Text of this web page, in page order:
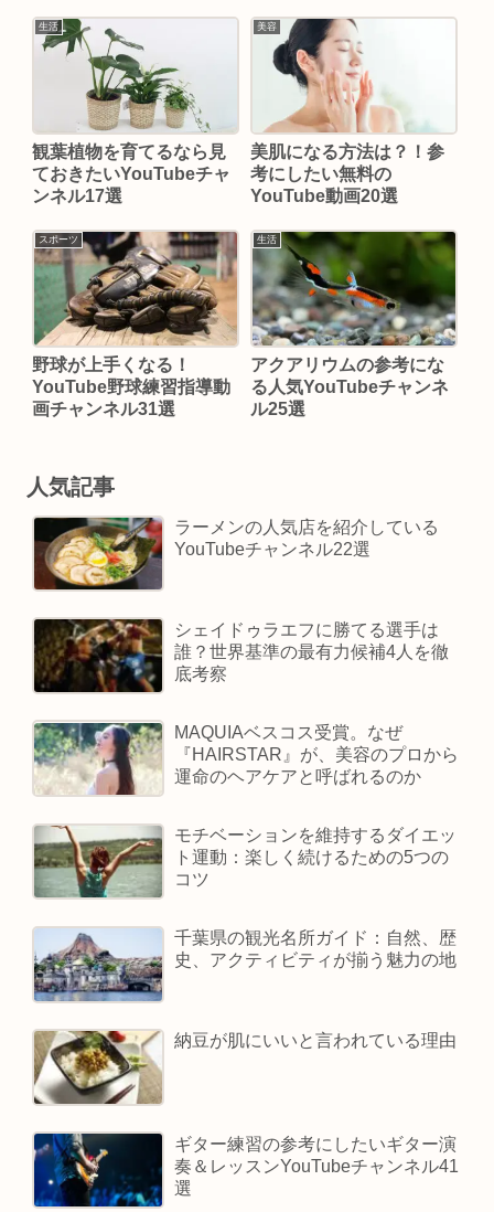
生活
観葉植物を育てるなら見
ておきたいYouTubeチャ
ンネル17選
美容
美肌になる方法は？！参
考にしたい無料の
YouTube動画20選
スポーツ
野球が上手くなる！
YouTube野球練習指導動
画チャンネル31選
生活
アクアリウムの参考にな
る人気YouTubeチャンネ
ル25選
人気記事
ラーメンの人気店を紹介している
YouTubeチャンネル22選
シェイドゥラエフに勝てる選手は
誰？世界基準の最有力候補4人を徹
底考察
MAQUIAベスコス受賞。なぜ
『HAIRSTAR』が、美容のプロから
運命のヘアケアと呼ばれるのか
モチベーションを維持するダイエッ
ト運動：楽しく続けるための5つの
コツ
千葉県の観光名所ガイド：自然、歴
史、アクティビティが揃う魅力の地
納豆が肌にいいと言われている理由
ギター練習の参考にしたいギター演
奏＆レッスンYouTubeチャンネル41
選